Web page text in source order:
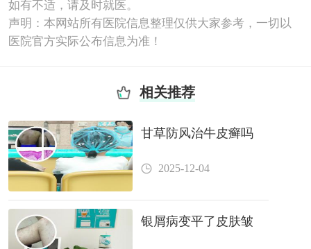
如有不适，请及时就医。
声明：本网站所有医院信息整理仅供大家参考，一切以
医院官方实际公布信息为准！
相关推荐
甘草防风治牛皮癣吗
2025-12-04
银屑病变平了皮肤皱